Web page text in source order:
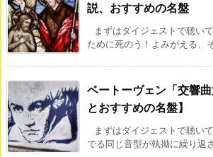
説、おすすめの名盤
まずはダイジェストで聴い
ために死のう！よみがえる、
ベートーヴェン「交響
とおすすめの名盤】
まずはダイジェストで聴い
でる同じ音型が執拗に繰り返